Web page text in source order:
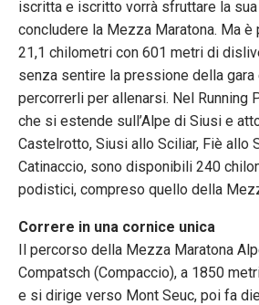
iscritta e iscritto vorrà sfruttare la
concludere la Mezza Maratona. Ma
21,1 chilometri con 601 metri di
senza sentire la pressione della gara
percorrerli per allenarsi. Nel Running
che si estende sull’Alpe di Siusi e
Castelrotto, Siusi allo Sciliar, Fiè allo
Catinaccio, sono disponibili 240
podistici, compreso quello della
Correre in una cornice unica
Il percorso della Mezza Maratona
Compatsch (Compaccio), a 1850
e si dirige verso Mont Seuc, poi fa